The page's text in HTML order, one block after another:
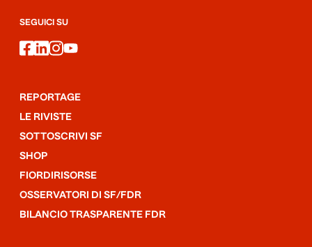
SEGUICI SU
facebook
linkedin
instagram
youtube
REPORTAGE
LE RIVISTE
SOTTOSCRIVI SF
SHOP
FIORDIRISORSE
OSSERVATORI DI SF/FDR
BILANCIO TRASPARENTE FDR